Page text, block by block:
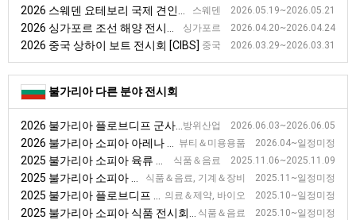
스웨덴 2026.05.19~2026.05.21
2026 스웨덴 요테보리 국제 견인선 전시회 [ITS]
싱가포르 2026.04.20~2026.04.24
2026 싱가포르 조선 해양 전시회 [SMW]
중국 2026.03.29~2026.03.31
2026 중국 상하이 보트 전시회 [CIBS]
불가리아 다른 분야 전시회
방위산업 2026.06.03~2026.06.05
2026 불가리아 플로브디프 군사장비 전시회 [HEMUS]
뷰티＆미용용품 2026.04~일정미정
2026 불가리아 소피아 아레나 미용 전시회 [ARENA Beuaty]
식품＆음료 2025.11.06~2025.11.09
2025 불가리아 소피아 육류 전시회 [MEAT MANIA]
식품＆음료, 기계＆장비 2025.11~일정미정
2025 불가리아 소피아 베이커리 포장 및 재료 전시회 [Bulpek]
의료＆제약, 바이오 2025.10~일정미정
2025 불가리아 플로브디프 의약품 전시회 [MEDICUS DENTO GALENIA]
식품＆음료 2025.10~일정미정
2025 불가리아 소피아 식품 전시회 [InterFood & Drink]